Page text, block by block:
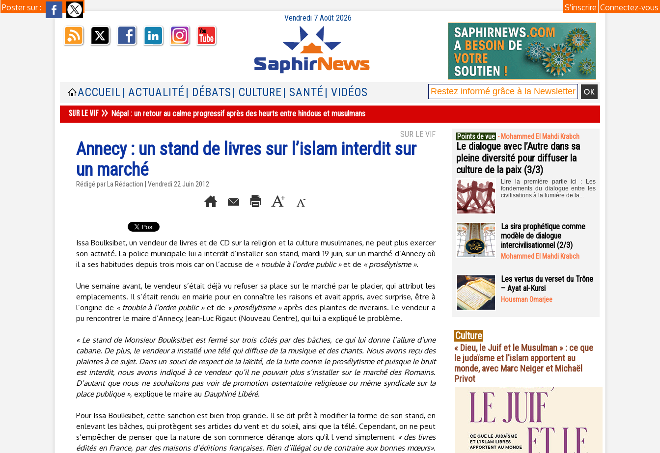
Poster sur : Connectez-vous
S'inscrire
Vendredi 7 Août 2026
ACCUEIL | ACTUALITÉ | DÉBATS | CULTURE | SANTÉ | VIDÉOS
Népal : un retour au calme progressif après des heurts entre hindous et musulmans
SUR LE VIF
Annecy : un stand de livres sur l’islam interdit sur
un marché
Rédigé par La Rédaction | Vendredi 22 Juin 2012
Issa Boulksibet, un vendeur de livres et de CD sur la religion et la culture musulmanes, ne peut plus exercer
son activité. La police municipale lui a interdit d’installer son stand, mardi 19 juin, sur un marché d’Annecy où
il a ses habitudes depuis trois mois car on l’accuse de « trouble à l’ordre public »et de « prosélytisme ».
Une semaine avant, le vendeur s’était déjà vu refuser sa place sur le marché par le placier, qui attribut les
emplacements. Il s’était rendu en mairie pour en connaître les raisons et avait appris, avec surprise, être à
l’origine de « trouble à l’ordre public »et de « prosélytisme »après des plaintes de riverains. Le vendeur a
pu rencontrer le maire d’Annecy, Jean-Luc Rigaut (Nouveau Centre), qui lui a expliqué le problème.
« Le stand de Monsieur Boulksibet est fermé sur trois côtés par des bâches, ce qui lui donne l’allure d’une
cabane. De plus, le vendeur a installé une télé qui diffuse de la musique et des chants. Nous avons reçu des
plaintes à ce sujet. Dans un souci de respect de la laïcité, de la lutte contre le prosélytisme et puisque le bruit
est interdit, nous avons indiqué à ce vendeur qu’il ne pouvait plus s’installer sur le marché des Romains.
D’autant que nous ne souhaitons pas voir de promotion ostentatoire religieuse ou même syndicale sur la
place publique », explique le maire au Dauphiné Libéré.
Pour Issa Boulksibet, cette sanction est bien trop grande. Il se dit prêt à modifier la forme de son stand, en
enlevant les bâches, qui protègent ses articles du vent et du soleil, ainsi que la télé. Cependant, on ne peut
s’empêcher de penser que la nature de son commerce dérange alors qu'il l vend simplement « des livres
édités en France, par des maisons d’éditions françaises. Rien d’illégal ou de contraire aux bonnes mœurs».
Points de vue - Mohammed El Mahdi Krabch
Le dialogue avec l’Autre dans sa
pleine diversité pour diffuser la
culture de la paix (3/3)
Lire la première partie ici : Les
fondements du dialogue entre les
civilisations à la lumière de la...
La sira prophétique comme
modèle de dialogue
intercivilisationnel (2/3)
Mohammed El Mahdi Krabch
Les vertus du verset du Trône
– Ayat al-Kursi
Housman Omarjee
Culture
« Dieu, le Juif et le Musulman » : ce que
le judaïsme et l'islam apportent au
monde, avec Marc Neiger et Michaël
Privot